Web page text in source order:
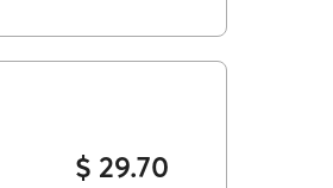
$ 29.70